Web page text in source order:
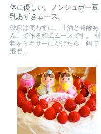
体に優しい。ノンシュガー豆
乳あずきムース。
砂糖は使わずに、甘酒と発酵あ
んこで作る和風ムースです。 材
料をミキサーにかけたら、鍋で
混ぜ...